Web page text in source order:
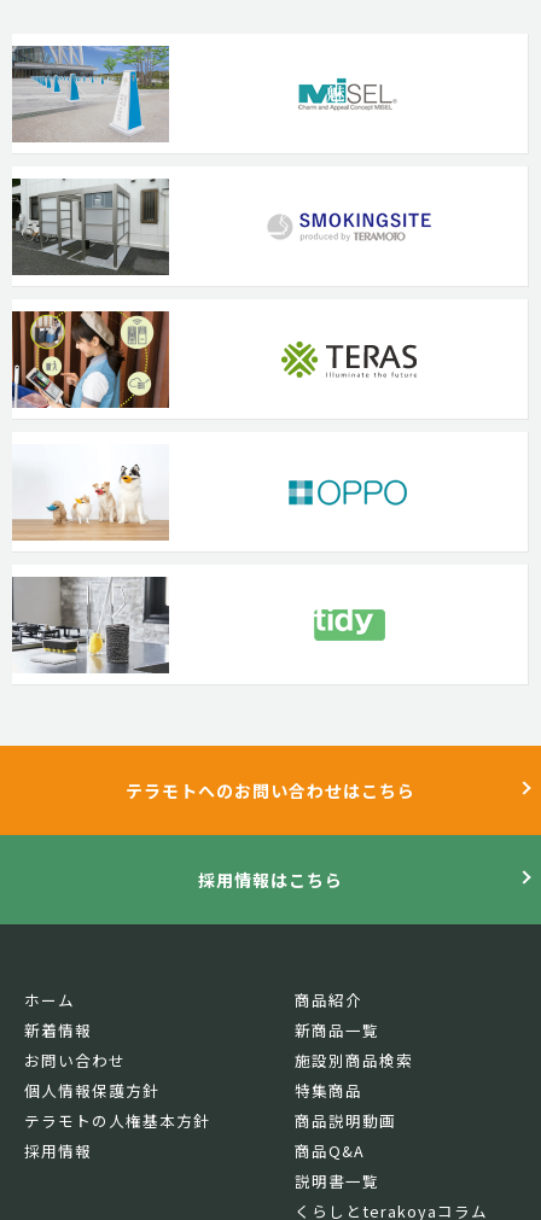
テラモトへのお問い合わせはこちら
採用情報はこちら
ホーム
新着情報
お問い合わせ
個人情報保護方針
テラモトの人権基本方針
採用情報
商品紹介
新商品一覧
施設別商品検索
特集商品
商品説明動画
商品Q&A
説明書一覧
くらしとterakoyaコラム